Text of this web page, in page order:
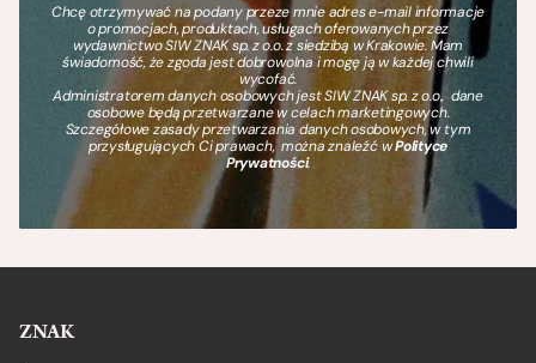
Chcę otrzymywać na podany przeze mnie adres e-mail informacje
o promocjach, produktach, usługach oferowanych przez
wydawnictwo SIW ZNAK sp. z o.o. z siedzibą w Krakowie. Mam
świadomość, że zgoda jest dobrowolna i mogę ją w każdej chwili
wycofać.
Administratorem danych osobowych jest SIW ZNAK sp. z o.o., dane
osobowe będą przetwarzane w celach marketingowych.
Szczegółowe zasady przetwarzania danych osobowych, w tym
przysługujących Ci prawach, można znaleźć wPolityce
Prywatności.
ZNAK